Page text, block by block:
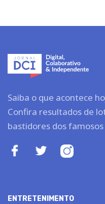
Saiba o que acontece
Confira resultados de
bastidores dos
ENTRETENIMENTO